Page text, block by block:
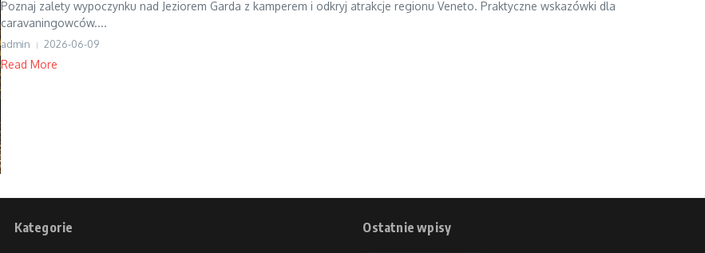
Poznaj zalety wypoczynku nad Jeziorem Garda z kamperem i odkryj atrakcje regionu Veneto. Praktyczne wskazówki dla
caravaningowców....
admin 2026-06-09
Read More
Kategorie Ostatnie wpisy